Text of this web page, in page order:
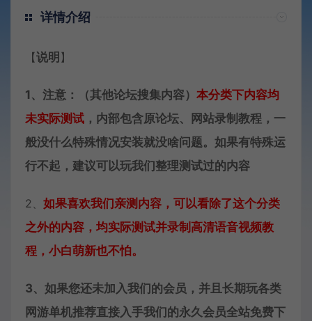
详情介绍
【说明 】
1、注意：（其他论坛搜集内容） 本分类下内容均
未实际测试 ，内部包含原论坛、网站录制教程，一
般没什么特殊情况安装就没啥问题。如果有特殊运
行不起，建议可以玩我们整理测试过的内容
2、 如果喜欢我们亲测内容，可以看除了这个分类
之外的内容，均实际测试并录制高清语音视频教
程，小白萌新也不怕。
3、如果您还未加入我们的会员，并且长期玩各类
网游单机推荐直接入手我们的永久会员全站免费下